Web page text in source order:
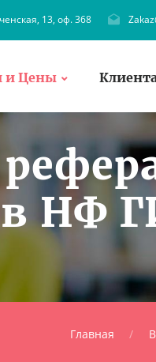
13, оф. 368
и Цены
НФ
Главная